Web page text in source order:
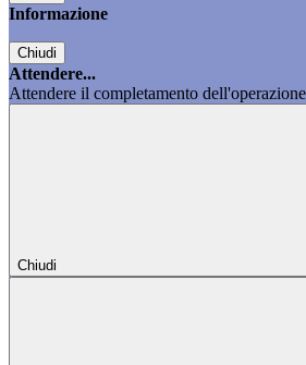
Informazione
Chiudi
Attendere...
Attendere il completamento
Chiudi